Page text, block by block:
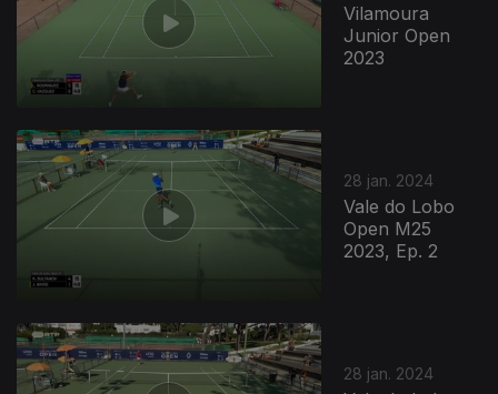
Vilamoura
Junior Open
2023
28 jan. 2024
Vale do Lobo
Open M25
2023, Ep. 2
28 jan. 2024
760850